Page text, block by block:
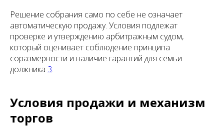
Решение собрания само по себе не означает
автоматическую продажу. Условия подлежат
проверке и утверждению арбитражным судом,
который оценивает соблюдение принципа
соразмерности и наличие гарантий для семьи
должника 3.
Условия продажи и механизм
торгов